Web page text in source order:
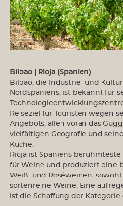
Bilbao | Rioja (Spanien)
Bilbao, die Industrie- und
Nordspaniens, ist bekannt für
Reiseziel für Touristen wegen
Angebots, allen voran das
vielfältigen Geografie und
Küche.
Rioja ist Spaniens
für Weine und produziert eine
Weiß- und Roséweinen,
sortenreine Weine. Eine
ist die Schaffung der Kategorie